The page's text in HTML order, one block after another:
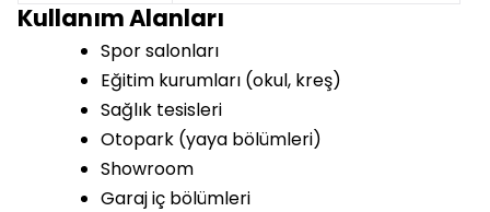
Kullanım Alanları
Spor salonları
Eğitim kurumları (okul, kreş)
Sağlık tesisleri
Otopark (yaya bölümleri)
Showroom
Garaj iç bölümleri